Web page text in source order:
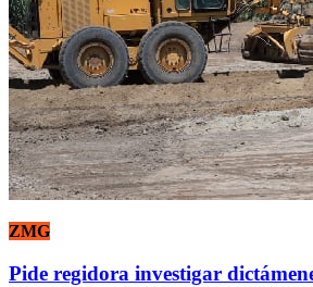
ZMG
Pide regidora investigar